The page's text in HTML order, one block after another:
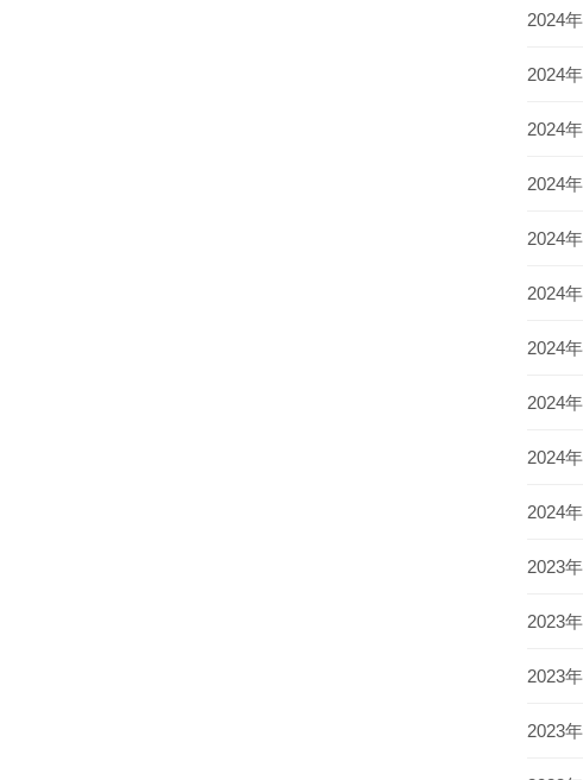
2024
2024
2024
2024
2024
2024
2024
2024
2024
2024
2023
2023
2023
2023